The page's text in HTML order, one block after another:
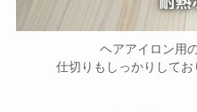
ヘアアイロン用
仕切りもしっかりしてお